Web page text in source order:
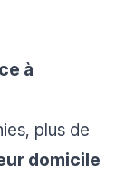
à
plus de
domicile